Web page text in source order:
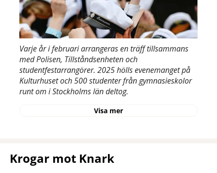
Varje år i februari arrangeras en träff tillsammans
med Polisen, Tillståndsenheten och
studentfestarrangörer. 2025 hölls evenemanget på
Kulturhuset och 500 studenter från gymnasieskolor
runt om i Stockholms län deltog.
Visa mer
Krogar mot Knark